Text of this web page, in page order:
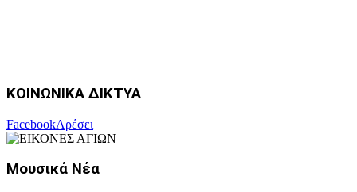
ΚΟΙΝΩΝΙΚΑ ΔΙΚΤΥΑ
FacebookΑρέσει
Μουσικά Νέα